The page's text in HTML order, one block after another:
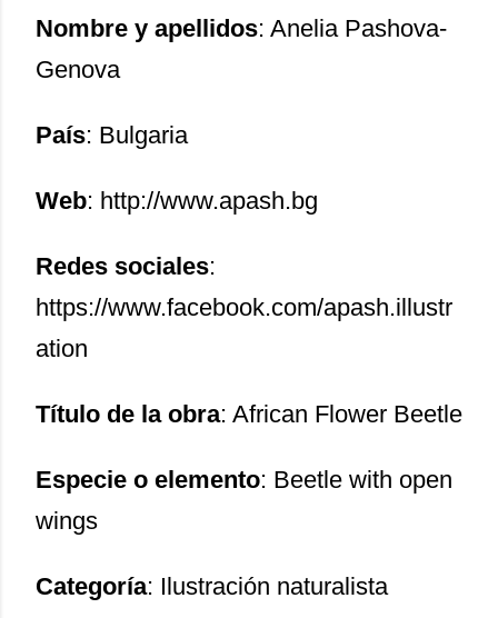
Nombre y apellidos: Anelia Pashova-
Genova
País: Bulgaria
Web: http://www.apash.bg
Redes sociales:
https://www.facebook.com/apash.illustr
ation
Título de la obra: African Flower Beetle
Especie o elemento: Beetle with open
wings
Categoría: Ilustración naturalista